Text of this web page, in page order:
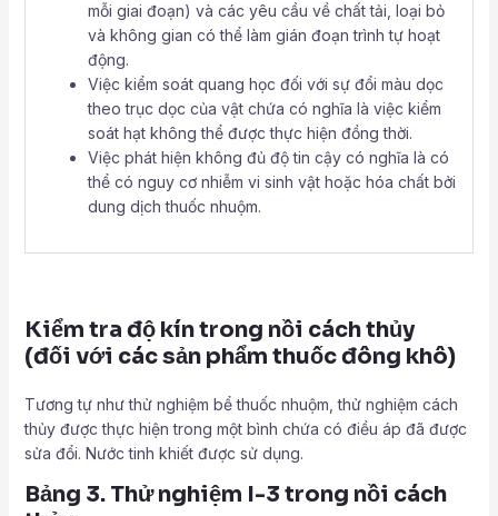
mỗi giai đoạn) và các yêu cầu về chất tải, loại bỏ
và không gian có thể làm gián đoạn trình tự hoạt
động.
Việc kiểm soát quang học đối với sự đổi màu dọc
theo trục dọc của vật chứa có nghĩa là việc kiểm
soát hạt không thể được thực hiện đồng thời.
Việc phát hiện không đủ độ tin cậy có nghĩa là có
thể có nguy cơ nhiễm vi sinh vật hoặc hóa chất bởi
dung dịch thuốc nhuộm.
Kiểm tra độ kín trong nồi cách thủy
(đối với các sản phẩm thuốc đông khô)
Tương tự như thử nghiệm bể thuốc nhuộm, thử nghiệm cách
thủy được thực hiện trong một bình chứa có điều áp đã được
sửa đổi. Nước tinh khiết được sử dụng.
Bảng 3. Thử nghiệm I-3 trong nồi cách